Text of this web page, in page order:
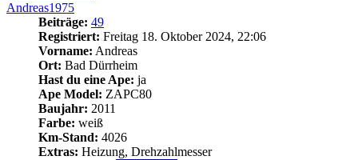
Andreas1975
Beiträge: 49
Registriert: Freitag 18. Oktober 2024, 22:06
Vorname: Andreas
Ort: Bad Dürrheim
Hast du eine Ape: ja
Ape Model: ZAPC80
Baujahr: 2011
Farbe: weiß
Km-Stand: 4026
Extras: Heizung, Drehzahlmesser